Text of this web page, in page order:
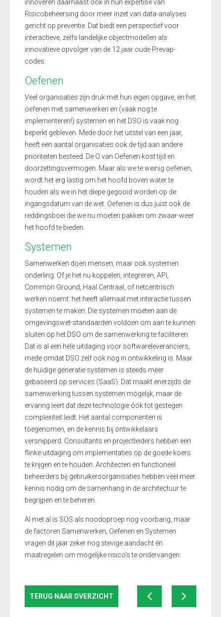
innoveren daarnaast ook in hun expertise van
Risicobeheersing door meer inzet van data-analyses
gericht op preventie. Dat biedt een perspectief voor
interactieve, zelfs landelijke objectmodellen als
innovatieve opvolger van de 12 jaar oude Prevap-
codes.
Oefenen
Veel organisaties zijn druk met hun eigen opgave, en het
oefenen met samenwerken en (vaak nog te
implementeren!) systemen en het DSO is vaak nog
beperkt gebleven. Mede door het uitstel van een jaar,
heeft een aantal organisaties ook de tijd aan andere
prioriteiten besteed. De O van Oefenen kost tijd en
doorzettingsvermogen. Maar als we te weinig oefenen,
wordt het erg lastig om het hoofd boven water te
houden als we in het diepe gegooid worden op de
ingangsdatum van de wet. Oefenen is dus juist ook de
reddingsboei die we nu moeten pakken om zwaar-weer
het hoofd te bieden.
Systemen
Samenwerken doen mensen, maar ook systemen
onderling. Of je het nu koppelen, integreren, API,
Common Ground, Haal Centraal, of netcentrisch
werken noemt: het heeft allemaal met interactie tussen
systemen te maken. Die systemen moeten aan de
omgevingswet-standaarden voldoen om aan te kunnen
sluiten op het DSO om de samenwerking te faciliteren.
Dat is al een hele uitdaging voor softwareleveranciers,
mede omdat DSO zelf ook nog in ontwikkeling is. Maar
de huidige generatie systemen is steeds meer
gebaseerd op services (SaaS). Dat maakt enerzijds de
samenwerking tussen systemen mógelijk, maar de
ervaring leert dat deze technologie óók tot gestegen
complexiteit leidt. Het aantal componenten is
toegenomen, en de kennis bij ontwikkelaars
versnipperd. Consultants en projectleiders hebben een
flinke uitdaging om implementaties op de goede koers
te krijgen en te houden. Architecten en functioneel
beheerders bij gebruikersorganisaties hebben veel meer
kennis nodig om de samenhang in de architectuur te
begrijpen en te beheren.
Al met al is SOS als noodoproep nog voorbarig, maar
de factoren Samenwerken, Oefenen en Systemen
vragen dit jaar zeker nog stevige aandacht én
maatregelen om mogelijke risico’s te ondervangen.
TERUG NAAR OVERZICHT